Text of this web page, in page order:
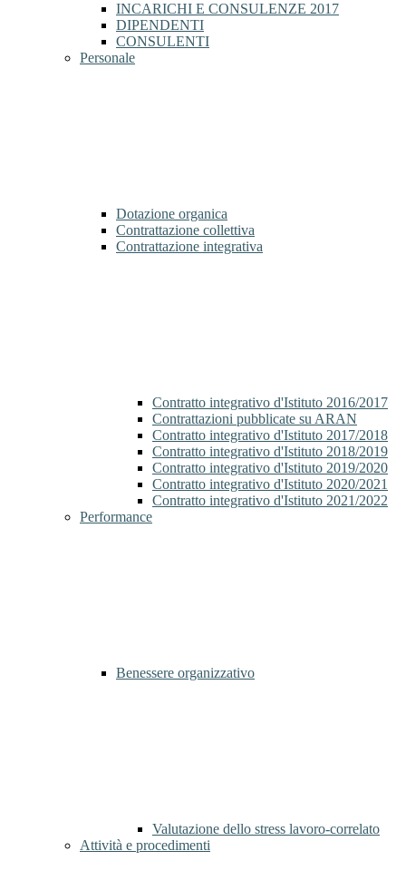
INCARICHI E CONSULENZE 2017
DIPENDENTI
CONSULENTI
Personale
Dotazione organica
Contrattazione collettiva
Contrattazione integrativa
Contratto integrativo d'Istituto 2016/2017
Contrattazioni pubblicate su ARAN
Contratto integrativo d'Istituto 2017/2018
Contratto integrativo d'Istituto 2018/2019
Contratto integrativo d'Istituto 2019/2020
Contratto integrativo d'Istituto 2020/2021
Contratto integrativo d'Istituto 2021/2022
Performance
Benessere organizzativo
Valutazione dello stress lavoro-correlato
Attività e procedimenti